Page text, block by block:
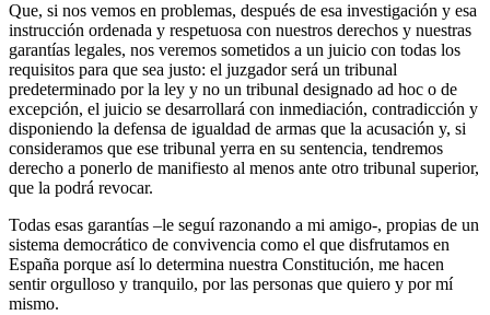
Que, si nos vemos en problemas, después de esa investigación y esa
instrucción ordenada y respetuosa con nuestros derechos y nuestras
garantías legales, nos veremos sometidos a un juicio con todas los
requisitos para que sea justo: el juzgador será un tribunal
predeterminado por la ley y no un tribunal designado ad hoc o de
excepción, el juicio se desarrollará con inmediación, contradicción y
disponiendo la defensa de igualdad de armas que la acusación y, si
consideramos que ese tribunal yerra en su sentencia, tendremos
derecho a ponerlo de manifiesto al menos ante otro tribunal superior,
que la podrá revocar.
Todas esas garantías –le seguí razonando a mi amigo-, propias de un
sistema democrático de convivencia como el que disfrutamos en
España porque así lo determina nuestra Constitución, me hacen
sentir orgulloso y tranquilo, por las personas que quiero y por mí
mismo.